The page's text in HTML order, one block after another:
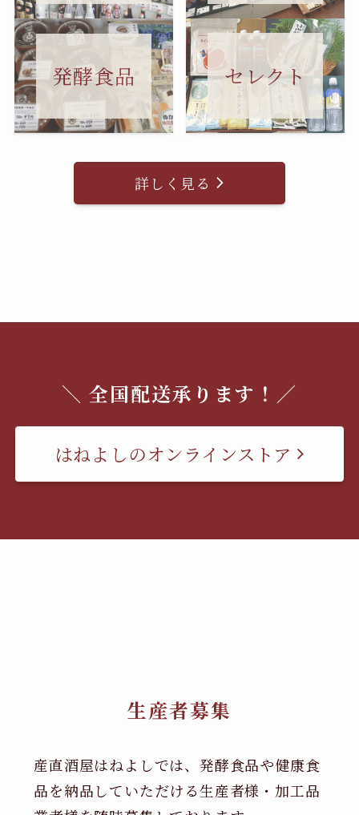
発酵食品 セレクト
詳しく見る
＼ 全国配送承ります！／
はねよしのオンラインストア
生産者募集
産直酒屋はねよしでは、発酵食品や健康食
品を納品していただける生産者様・加工品